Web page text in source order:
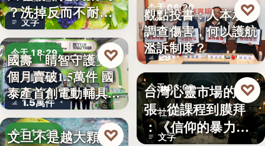
文字
？洗掉反而不耐
放，「白霜…
今天 18:29
高齡金融
1.5萬件
國壽「睛智守護」3
個月賣破1.5萬件 國
泰產首創電動輔具…
♡
今天 18:27
文旦不是越大顆越
♡
今天 06:20
教育政策
29
觀點投書：人本承認
調查傷害，何以護航
濫訴制度？
♡
今天 06:00
社會觀察
文字
台灣心靈市場的擴
張─從課程到膜拜
：《信仰的暴力》
♡